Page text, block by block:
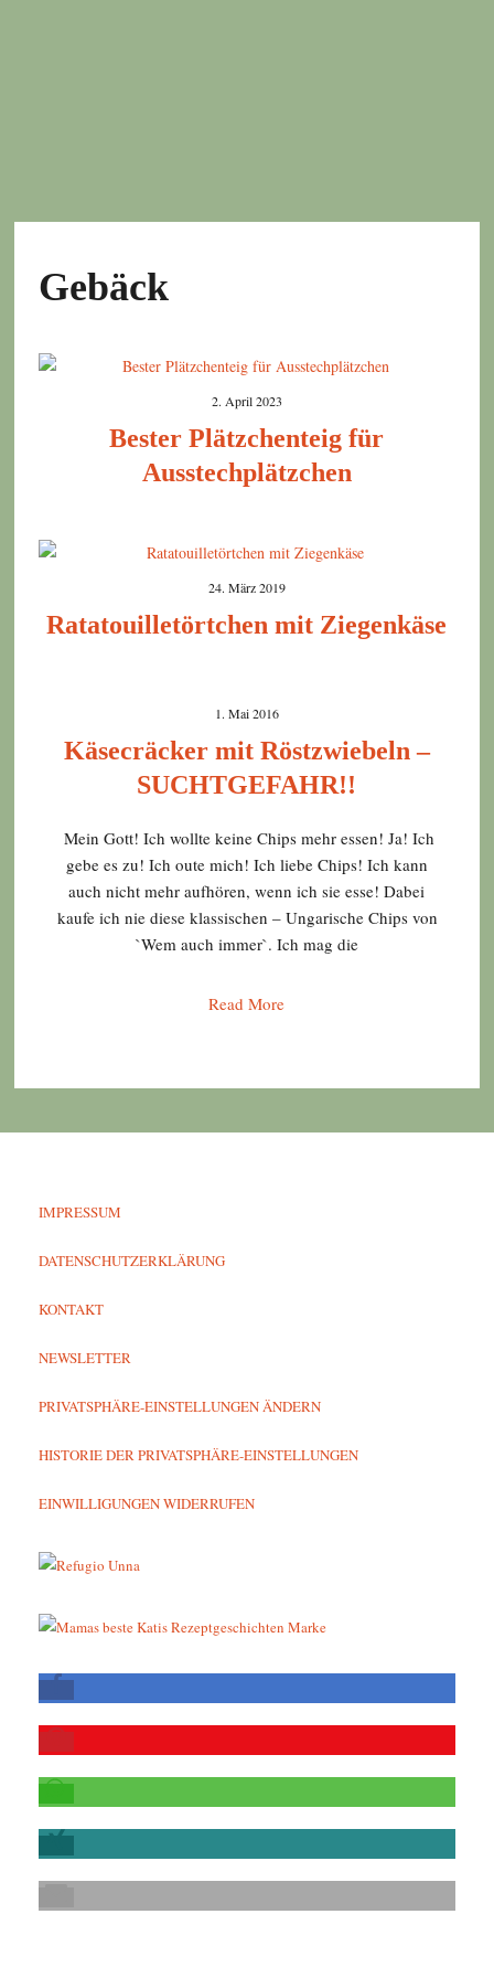
Gebäck
2. April 2023
Bester Plätzchenteig für
Ausstechplätzchen
24. März 2019
Ratatouilletörtchen mit Ziegenkäse
1. Mai 2016
Käsecräcker mit Röstzwiebeln –
SUCHTGEFAHR!!
Mein Gott! Ich wollte keine Chips mehr essen! Ja! Ich
gebe es zu! Ich oute mich! Ich liebe Chips! Ich kann
auch nicht mehr aufhören, wenn ich sie esse! Dabei
kaufe ich nie diese klassischen – Ungarische Chips von
`Wem auch immer`. Ich mag die
Read More
IMPRESSUM
DATENSCHUTZERKLÄRUNG
KONTAKT
NEWSLETTER
PRIVATSPHÄRE-EINSTELLUNGEN ÄNDERN
HISTORIE DER PRIVATSPHÄRE-EINSTELLUNGEN
EINWILLIGUNGEN WIDERRUFEN